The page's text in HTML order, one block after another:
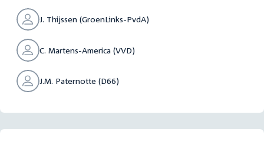
J. Thijssen (GroenLinks-PvdA)
C. Martens-America (VVD)
J.M. Paternotte (D66)